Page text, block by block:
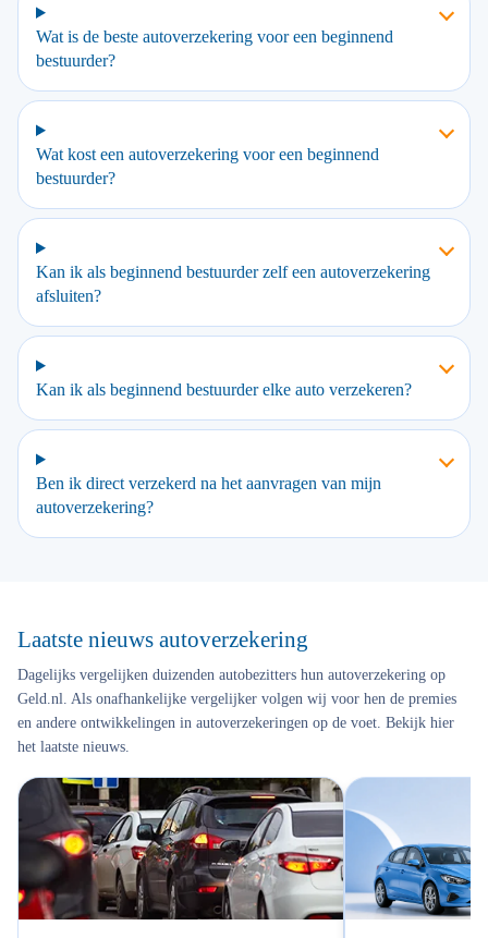
Wat is de beste autoverzekering voor een beginnend
bestuurder?
Wat kost een autoverzekering voor een beginnend
bestuurder?
Kan ik als beginnend bestuurder zelf een autoverzekering
afsluiten?
Kan ik als beginnend bestuurder elke auto verzekeren?
Ben ik direct verzekerd na het aanvragen van mijn
autoverzekering?
Laatste nieuws autoverzekering
Dagelijks vergelijken duizenden autobezitters hun autoverzekering op
Geld.nl. Als onafhankelijke vergelijker volgen wij voor hen de premies
en andere ontwikkelingen in autoverzekeringen op de voet. Bekijk hier
het laatste nieuws.